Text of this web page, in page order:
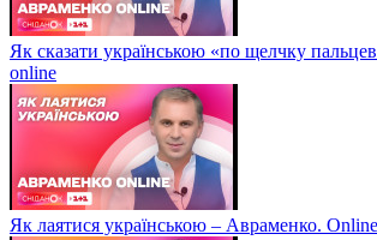
Як сказати українською «по щелчку
online
Як лаятися українською – Авраменко. Online